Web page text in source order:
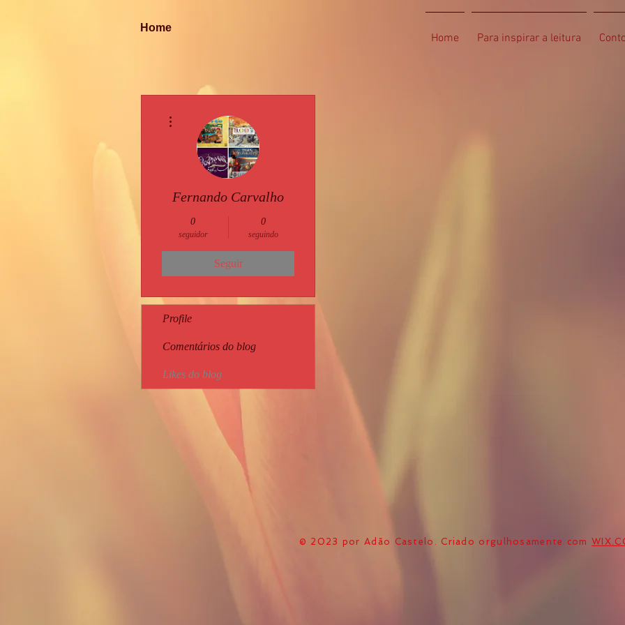
Home
Home Para inspirar a leitura
Fernando Carvalho
0
seguidor
0
seguindo
Seguir
Profile
Comentários do blog
Likes do blog
© 2023 por Adão Castelo. Criado orgulhosamente com